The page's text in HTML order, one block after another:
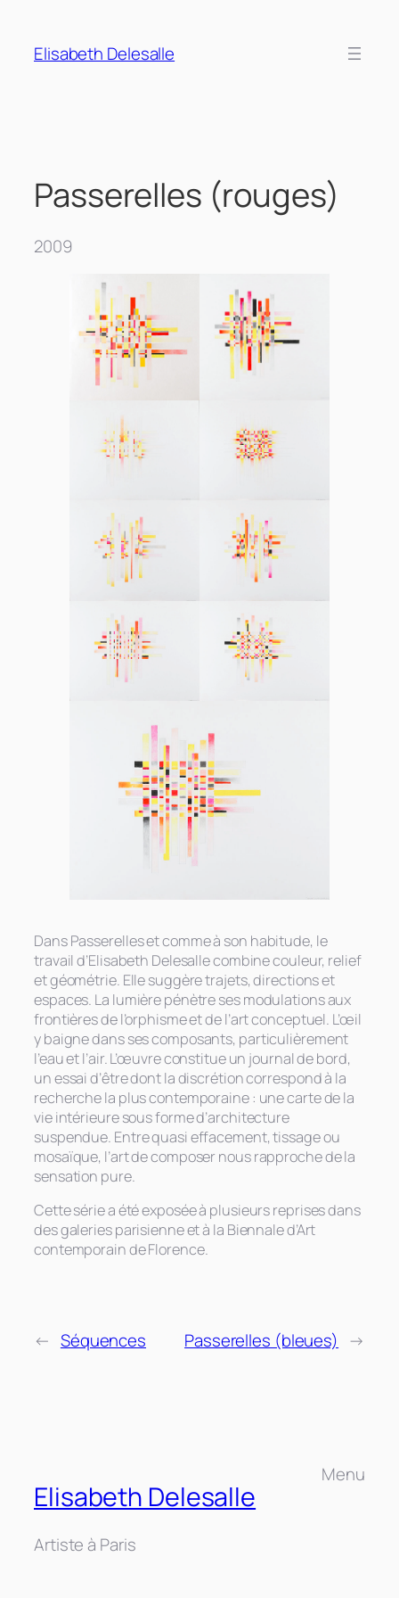
contenu
Elisabeth Delesalle
Passerelles (rouges)
2009
Dans Passerelles et comme à son habitude, le
travail d’Elisabeth Delesalle combine couleur, relief
et géométrie. Elle suggère trajets, directions et
espaces. La lumière pénètre ses modulations aux
frontières de l’orphisme et de l’art conceptuel. L’œil
y baigne dans ses composants, particulièrement
l’eau et l’air. L’œuvre constitue un journal de bord,
un essai d’être dont la discrétion correspond à la
recherche la plus contemporaine : une carte de la
vie intérieure sous forme d’architecture
suspendue. Entre quasi effacement, tissage ou
mosaïque, l’art de composer nous rapproche de la
sensation pure.
Cette série a été exposée à plusieurs reprises dans
des galeries parisienne et à la Biennale d’Art
contemporain de Florence.
← Séquences Passerelles (bleues) →
Elisabeth Delesalle
Artiste à Paris
Menu